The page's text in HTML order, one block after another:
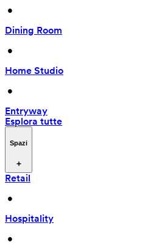
•
Dining Room
•
Home Studio
•
Entryway
Esplora tutte
Spazi
Retail
•
Hospitality
•